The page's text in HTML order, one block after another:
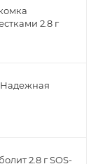
2.8 г
Надежная
2.8 г SOS-